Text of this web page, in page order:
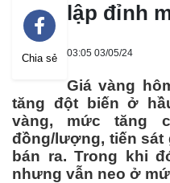
Chia sẻ
lập đỉnh
03:05 03/05/24
Giá vàng
tăng đột biến ở
vàng, mức tăng
đồng/lượng, tiến sát
bán ra. Trong khi
nhưng vẫn neo ở